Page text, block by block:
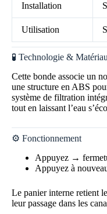
Installation
Utilisation
🧪 Technologie &
Cette bonde associe un
une structure en ABS
système de filtration
tout en laissant l’eau
⚙️ Fonctionnement
Appuyez →
Appuyez à
Le panier interne retient
leur passage dans les